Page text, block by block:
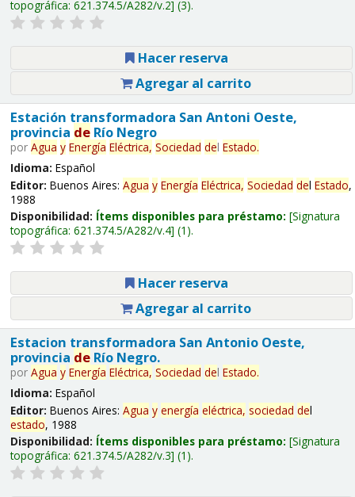
topográfica: 621.374.5/A282/v.2 (3).
Hacer reserva
Agregar al carrito
Estación transformadora San Antoni Oeste,
provincia deRío Negro
por Agua y Energía Eléctrica, Sociedad del Estado.
Idioma: Español
Editor: Buenos Aires: Agua y Energía Eléctrica, Sociedad del Estado,
1988
Disponibilidad: Ítems disponibles para préstamo: Signatura
topográfica: 621.374.5/A282/v.4 (1).
Hacer reserva
Agregar al carrito
Estacion transformadora San Antonio Oeste,
provincia deRío Negro.
por Agua y Energía Eléctrica, Sociedad del Estado.
Idioma: Español
Editor: Buenos Aires: Agua y energía eléctrica, sociedad del
estado, 1988
Disponibilidad: Ítems disponibles para préstamo: Signatura
topográfica: 621.374.5/A282/v.3 (1).